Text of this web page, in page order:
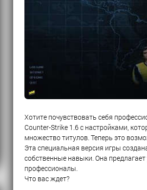
Хотите почувствовать себя
Counter-Strike 1.6 с настройками,
множество титулов. Теперь это
Эта специальная версия игры
собственные навыки. Она
профессионалы.
Что вас ждет?